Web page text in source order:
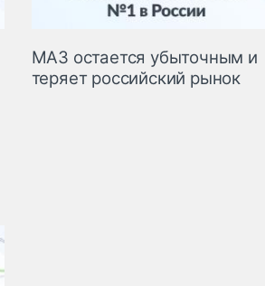
МАЗ остается убыточным и
теряет российский рынок